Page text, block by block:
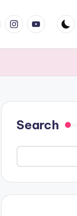
instagram.com
youtube.com
Search